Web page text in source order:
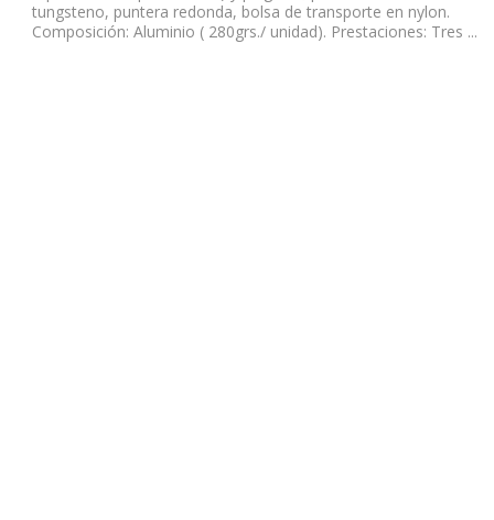
tungsteno, puntera redonda, bolsa de transporte en nylon.
Composición: Aluminio ( 280grs./ unidad). Prestaciones: Tres ...